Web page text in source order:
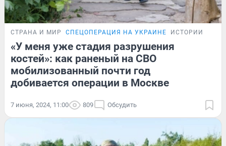
СТРАНА И МИР СПЕЦОПЕРАЦИЯ НА УКРАИНЕ ИСТОРИИ
«У меня уже стадия разрушения
костей»: как раненый на СВО
мобилизованный почти год
добивается операции в Москве
7 июня, 2024, 11:00 809 Обсудить